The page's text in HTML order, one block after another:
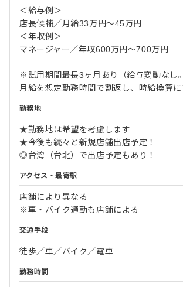
＜給与例＞
店長候補／月給33万円～45万円
＜年収例＞
マネージャー／年収600万円～700万円
※試用期間最長3ヶ月あり（給与変動なし
月給を想定勤務時間で割返し、時給換算に
勤務地
★勤務地は希望を考慮します
★今後も続々と新規店舗出店予定！
◎台湾（台北）で出店予定もあり！
アクセス・最寄駅
店舗により異なる
※車・バイク通勤も店舗による
交通手段
徒歩／車／バイク／電車
勤務時間